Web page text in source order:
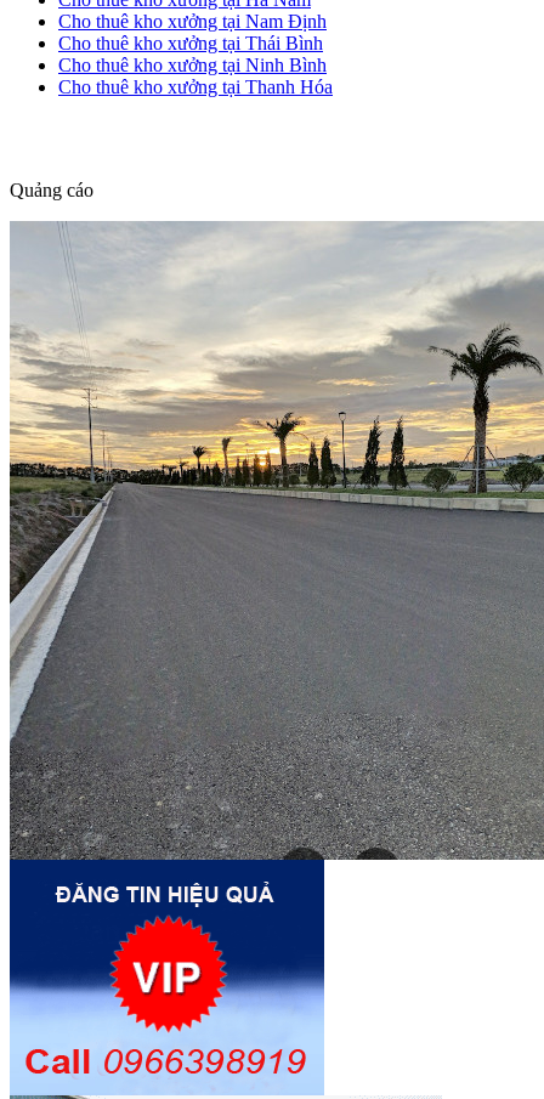
Cho thuê kho xưởng tại Nam Định
Cho thuê kho xưởng tại Thái Bình
Cho thuê kho xưởng tại Ninh Bình
Cho thuê kho xưởng tại Thanh Hóa
Quảng cáo